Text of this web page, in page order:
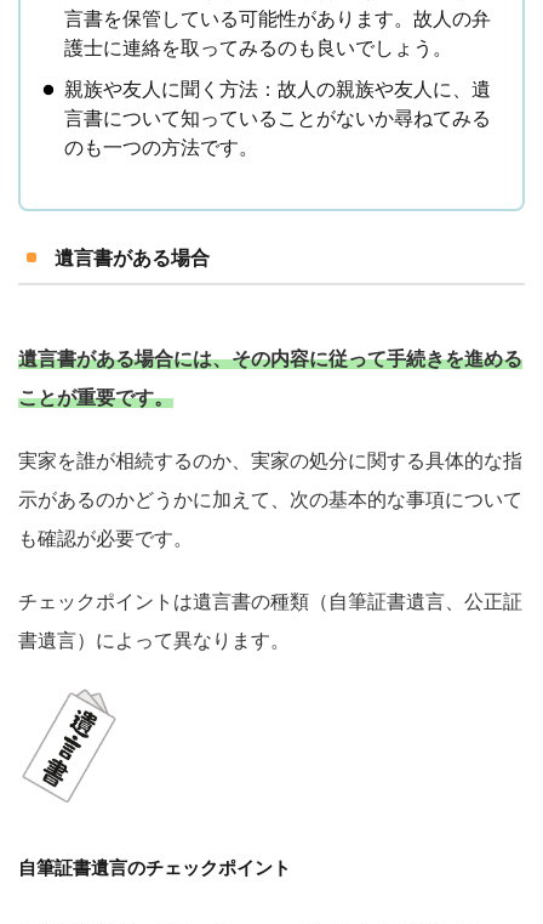
言書を保管している可能性があります。故人の弁
護士に連絡を取ってみるのも良いでしょう。
親族や友人に聞く方法：故人の親族や友人に、遺
言書について知っていることがないか尋ねてみる
のも一つの方法です。
遺言書がある場合
遺言書がある場合には、その内容に従って手続きを進める
ことが重要です。
実家を誰が相続するのか、実家の処分に関する具体的な指
示があるのかどうかに加えて、次の基本的な事項について
も確認が必要です。
チェックポイントは遺言書の種類（自筆証書遺言、公正証
書遺言）によって異なります。
自筆証書遺言のチェックポイント